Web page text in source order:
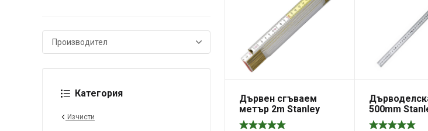
Категория
Изчисти
Дървен сгъваем
метър 2m Stanley
500mm